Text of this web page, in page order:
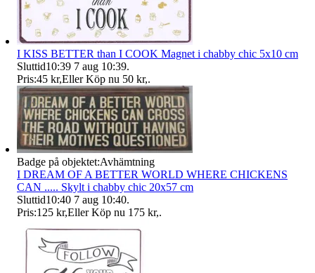
I KISS BETTER than I COOK Magnet i chabby chic 5x10 cm
Sluttid10:39 7 aug 10:39.
Pris:45 kr,Eller Köp nu 50 kr,.
Badge på objektet:Avhämtning
I DREAM OF A BETTER WORLD WHERE CHICKENS
CAN ..... Skylt i chabby chic 20x57 cm
Sluttid10:40 7 aug 10:40.
Pris:125 kr,Eller Köp nu 175 kr,.